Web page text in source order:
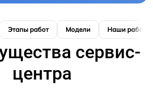
Этапы работ Модели Наши работы
сервис-
центра